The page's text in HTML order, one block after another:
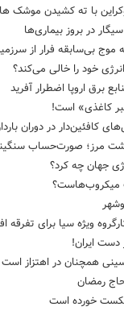
با ته کشیدن موشک
در بروز بیماری‌ها
موج بی‌سابقه فرار از
خود را خالی می‌کند؟
برق اروپا اضطرار آفرید
کاغذی» است!
کافئین‌دار در دوران
مرز؛ صورت‌حساب
جهان چه کرد؟
میکروب‌هاست؟
ویژه سیا برای تفرقه
دست ایران!
همچنان در اهتزاز است
حاج رمضان
خورده است